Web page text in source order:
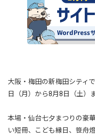
大阪・梅田の新梅田シティ
日（月）から8月8日（土）
本場・仙台七夕まつりの豪
い短冊、こども縁日、笹舟